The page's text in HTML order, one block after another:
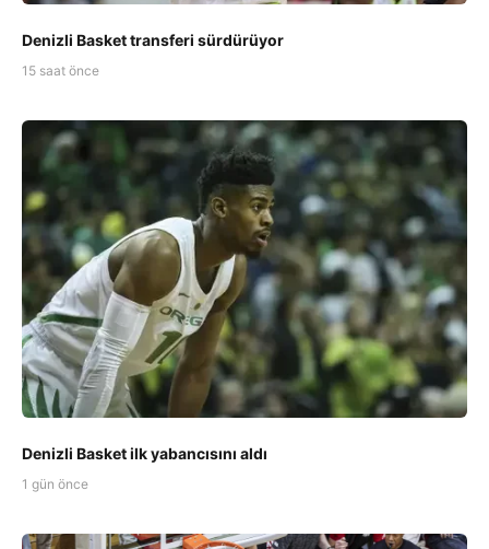
Denizli Basket transferi sürdürüyor
15 saat önce
Denizli Basket ilk yabancısını aldı
1 gün önce